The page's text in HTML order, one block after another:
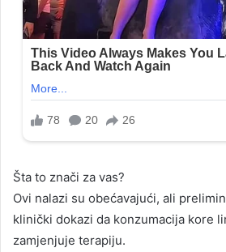
Šta to znači za vas?
Ovi nalazi su obećavajući, ali
klinički dokazi da konzumacija kore
zamjenjuje terapiju.